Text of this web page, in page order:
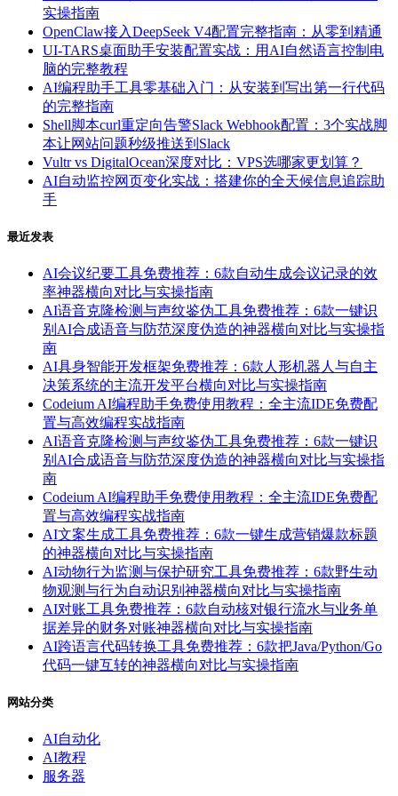
实操指南
OpenClaw接入DeepSeek V4配置完整指南：从零到精通
UI-TARS桌面助手安装配置实战：用AI自然语言控制电
脑的完整教程
AI编程助手工具零基础入门：从安装到写出第一行代码
的完整指南
Shell脚本curl重定向告警Slack Webhook配置：3个实战脚
本让网站问题秒级推送到Slack
Vultr vs DigitalOcean深度对比：VPS选哪家更划算？
AI自动监控网页变化实战：搭建你的全天候信息追踪助
手
最近发表
AI会议纪要工具免费推荐：6款自动生成会议记录的效
率神器横向对比与实操指南
AI语音克隆检测与声纹鉴伪工具免费推荐：6款一键识
别AI合成语音与防范深度伪造的神器横向对比与实操指
南
AI具身智能开发框架免费推荐：6款人形机器人与自主
决策系统的主流开发平台横向对比与实操指南
Codeium AI编程助手免费使用教程：全主流IDE免费配
置与高效编程实战指南
AI语音克隆检测与声纹鉴伪工具免费推荐：6款一键识
别AI合成语音与防范深度伪造的神器横向对比与实操指
南
Codeium AI编程助手免费使用教程：全主流IDE免费配
置与高效编程实战指南
AI文案生成工具免费推荐：6款一键生成营销爆款标题
的神器横向对比与实操指南
AI动物行为监测与保护研究工具免费推荐：6款野生动
物观测与行为自动识别神器横向对比与实操指南
AI对账工具免费推荐：6款自动核对银行流水与业务单
据差异的财务对账神器横向对比与实操指南
AI跨语言代码转换工具免费推荐：6款把Java/Python/Go
代码一键互转的神器横向对比与实操指南
网站分类
AI自动化
AI教程
服务器